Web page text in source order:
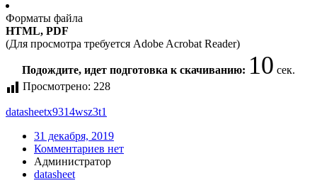
Форматы файла
HTML, PDF
(Для просмотра требуется Adobe Acrobat Reader)
Подождите, идет подготовка к скачиванию: 10 сек.
Просмотрено: 228
datasheetx9314wsz3t1
31 декабря, 2019
Комментариев нет
Администратор
datasheet